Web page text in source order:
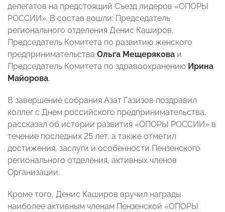
делегатов на предстоящий Съезд лидеров «ОПОРЫ
РОССИИ». В состав вошли: Председатель
регионального отделения Денис Каширов,
Председатель Комитета по развитию женского
предпринимательства Ольга Мещерякова и
Председатель Комитета по здравоохранению Ирина
Майорова.
В завершение собрания Азат Газизов поздравил
коллег с Днем российского предпринимательства,
рассказал об истории развития «ОПОРЫ РОССИИ» в
течение последних 25 лет, а также отметил
достижения, заслуги и особенности Пензенского
регионального отделения, активных членов
Организации.
Кроме того, Денис Каширов вручил награды
наиболее активным членам Пензенской «ОПОРЫ